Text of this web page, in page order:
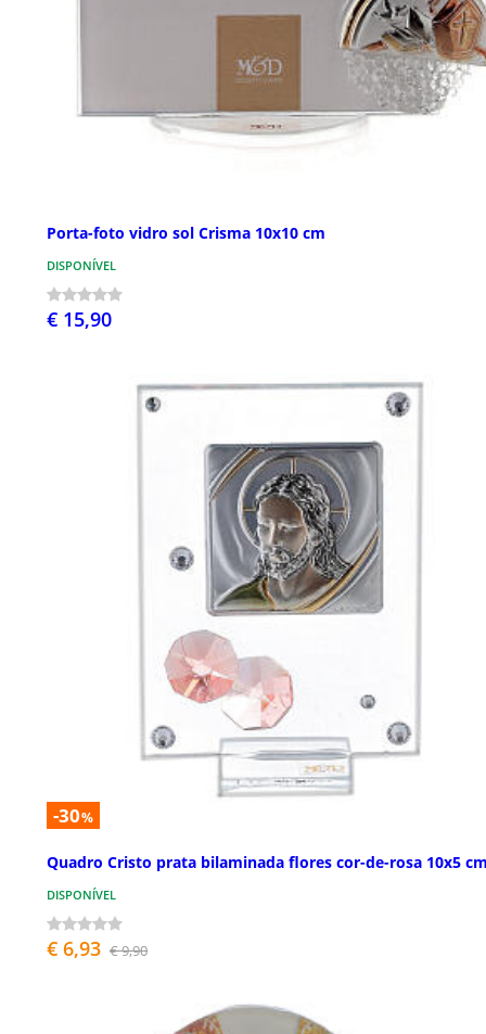
Porta-foto vidro sol Crisma 10x10 cm
DISPONÍVEL
€ 15,90
-30%
Quadro Cristo prata bilaminada flores cor-de-rosa 10x5
DISPONÍVEL
€ 6,93 € 9,90